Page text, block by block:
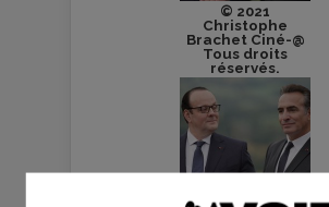
© 2021
Christophe
Brachet Ciné-@
Tous droits
réservés.